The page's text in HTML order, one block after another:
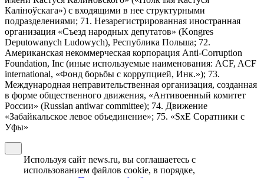
Калiноўскага») с входящими в нее структурными
подразделениями; 71. Незарегистрированная иностранная
организация «Съезд народных депутатов» (Kongres
Deputowanych Ludowych), Республика Польша; 72.
Американская некоммерческая корпорация Anti-Corruption
Foundation, Inc (иные используемые наименования: ACF, ACF
international, «Фонд борьбы с коррупцией, Инк.»); 73.
Международная неправительственная организация, созданная
в форме общественного движения, «Антивоенный комитет
России» (Russian antiwar committee); 74. Движение
«Забайкальское левое объединение»; 75. «SxE Соратники с
Уфы»
Используя сайт news.ru, вы соглашаетесь с
использованием файлов cookie, в порядке,